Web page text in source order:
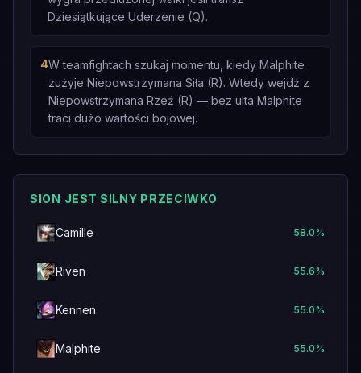
Dziesiątkujące Uderzenie (Q).
4W teamfightach szukaj momentu, kiedy Malphite
zużyje Niepowstrzymana Siła (R). Wtedy wejdź z
Niepowstrzymana Rzeź (R) — bez ulta Malphite
traci dużo wartości bojowej.
SION JEST SILNY PRZECIWKO
Camille 58.0%
Riven 55.6%
Kennen 55.0%
Malphite 55.0%